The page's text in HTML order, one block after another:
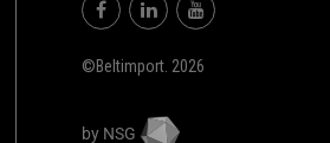
©Beltimport. 2026
by NSG